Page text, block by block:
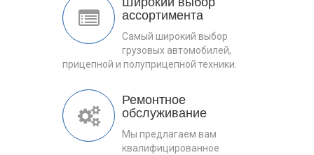
ассортимента
Самый широкий выбор
грузовых автомобилей,
прицепной и полуприцепной техники.
Ремонтное
обслуживание
Мы предлагаем вам
квалифицированное